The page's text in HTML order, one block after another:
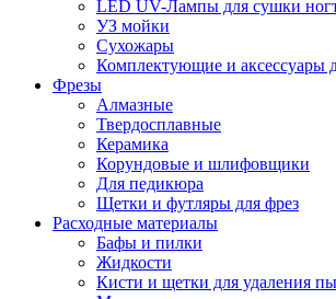
LED UV-Лампы для сушки
УЗ мойки
Сухожары
Комплектующие и аксессуары
Фрезы
Алмазные
Твердосплавные
Керамика
Корундовые и шлифовщики
Для педикюра
Щетки и футляры для фрез
Расходные материалы
Бафы и пилки
Жидкости
Кисти и щетки для удаления